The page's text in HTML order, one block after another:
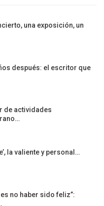
una exposición, un
después: el escritor que
de actividades
la valiente y personal…
no haber sido feliz”: